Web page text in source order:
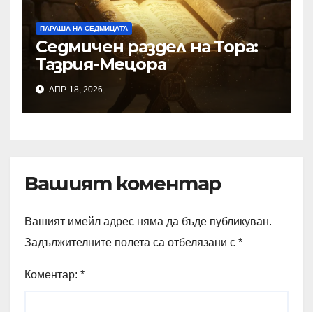
ПАРАША НА СЕДМИЦАТА
Седмичен раздел на Тора:
Тазрия-Мецора
АПР. 18, 2026
Вашият коментар
Вашият имейл адрес няма да бъде публикуван.
Задължителните полета са отбелязани с *
Коментар: *